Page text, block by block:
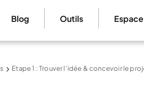
Blog Outils
Etape 1 : Trouver l’idée & concevoir le